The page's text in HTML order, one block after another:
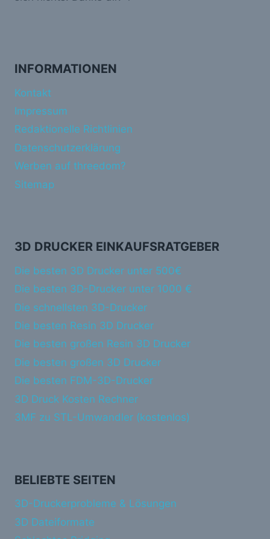
INFORMATIONEN
Kontakt
Impressum
Redaktionelle Richtlinien
Datenschutzerklärung
Werben auf threedom?
Sitemap
3D DRUCKER EINKAUFSRATGEBER
Die besten 3D Drucker unter 500€
Die besten 3D-Drucker unter 1000 €
Die schnellsten 3D-Drucker
Die besten Resin 3D Drucker
Die besten großen Resin 3D Drucker
Die besten großen 3D Drucker
Die besten FDM-3D-Drucker
3D Druck Kosten Rechner
3MF zu STL-Umwandler (kostenlos)
BELIEBTE SEITEN
3D-Druckerprobleme & Lösungen
3D Dateiformate